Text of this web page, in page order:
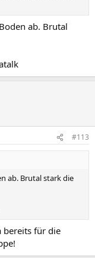
ab. Brutal
#113
ab. Brutal stark die
bereits für die